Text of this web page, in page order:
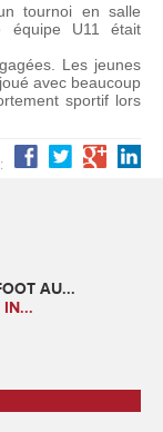
tournoi en salle
équipe U11 était
Les jeunes
avec beaucoup
sportif lors
AU...
IN...